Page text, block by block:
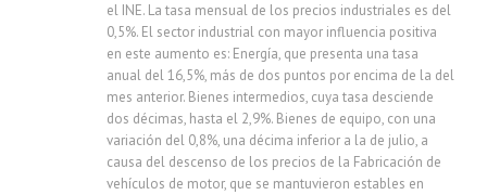
el INE. La tasa mensual de los precios industriales es del
0,5%. El sector industrial con mayor influencia positiva
en este aumento es: Energía, que presenta una tasa
anual del 16,5%, más de dos puntos por encima de la del
mes anterior. Bienes intermedios, cuya tasa desciende
dos décimas, hasta el 2,9%. Bienes de equipo, con una
variación del 0,8%, una décima inferior a la de julio, a
causa del descenso de los precios de la Fabricación de
vehículos de motor, que se mantuvieron estables en